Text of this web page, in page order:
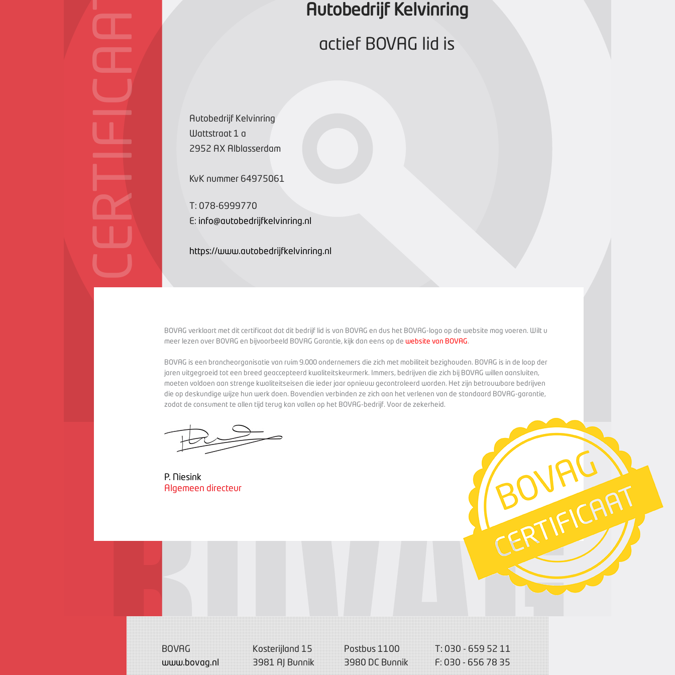
CERTIFICAAT
Autobedrijf Kelvinring
actief BOVAG lid is
Autobedrijf Kelvinring
Wattstraat 1 a
2952 AX Alblasserdam
KvK nummer 64975061
T: 078-6999770
E: info@autobedrijfkelvinring.nl
https://www.autobedrijfkelvinring.nl
BOVAG verklaart met dit certificaat dat dit bedrijf lid is van BOVAG en dus het BOVAG-logo op de website mag voeren. Wilt u
meer lezen over BOVAG en bijvoorbeeld BOVAG Garantie, kijk dan eens op de website van BOVAG.
BOVAG is een brancheorganisatie van ruim 9.000 ondernemers die zich met mobiliteit bezighouden. BOVAG is in de loop der
jaren uitgegroeid tot een breed geaccepteerd kwaliteitskeurmerk. Immers, bedrijven die zich bij BOVAG willen aansluiten,
moeten voldoen aan strenge kwaliteitseisen die ieder jaar opnieuw gecontroleerd worden. Het zijn betrouwbare bedrijven
die op deskundige wijze hun werk doen. Bovendien verbinden ze zich aan het verlenen van de standaard BOVAG-garantie,
zodat de consument te allen tijd terug kan vallen op het BOVAG-bedrijf. Voor de zekerheid.
P. Niesink
Algemeen directeur
BOVAG
www.bovag.nl
Kosterijland 15
3981 AJ Bunnik
Postbus 1100
3980 DC Bunnik
T: 030 - 659 52 11
F: 030 - 656 78 35